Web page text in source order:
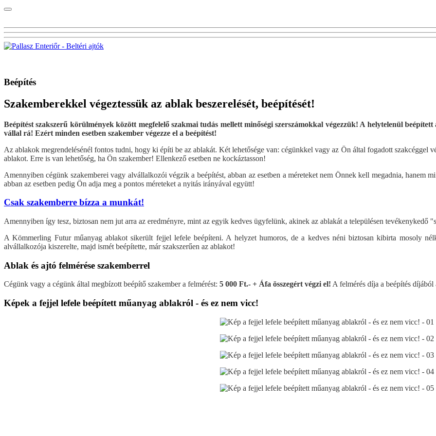
Beépítés
Szakemberekkel végeztessük az ablak beszerelését, beépítését!
Beépítést szakszerű körülmények között megfelelő szakmai tudás mellett minőségi szerszámokkal végezzük! A helytelenül
vállal rá! Ezért minden esetben szakember végezze el a beépítést!
Az ablakok megrendelésénél fontos tudni, hogy ki építi be az ablakát. Két lehetősége van: cégünkkel vagy az Ön által fogadott szakcéggel
ablakot. Erre is van lehetőség, ha Ön szakember! Ellenkező esetben ne kockáztasson!
Amennyiben cégünk szakemberei vagy alvállalkozói végzik a beépítést, abban az esetben a méreteket nem Önnek kell megadnia, hanem
abban az esetben pedig Ön adja meg a pontos méreteket a nyitás irányával együtt!
Csak szakemberre bízza a munkát!
Amennyiben így tesz, biztosan nem jut arra az eredményre, mint az egyik kedves ügyfelünk, akinek az ablakát a településen tevékenykedő
A Kömmerling Futur műanyag ablakot sikerült fejjel lefele beépíteni. A helyzet humoros, de a kedves néni biztosan kibirta mosoly
alvállalkozója kiszerelte, majd ismét beépítette, már szakszerűen az ablakot!
Ablak és ajtó felmérése szakemberrel
Cégünk vagy a cégünk által megbízott beépítő szakember a felmérést: 5 000 Ft.- + Áfa összegért végzi el! A felmérés díja a beépítés
Képek a fejjel lefele beépített műanyag ablakról - és ez nem vicc!